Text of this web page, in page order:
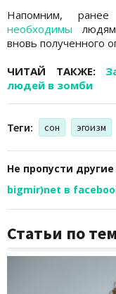
Напомним,
необходимы
вновь полученного
ЧИТАЙ ТАКЖЕ:
людей в зомби
Теги: сон эгоизм
Не пропусти
bigmir)net в
Статьи по